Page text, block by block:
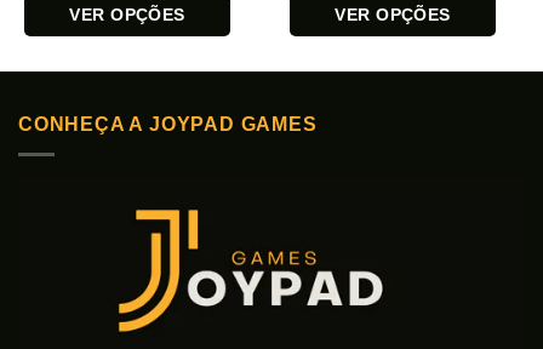
VER OPÇÕES
produto
várias
variantes.
VER OPÇÕES
produto
várias
ser
escolhidas
na
CONHEÇA A JOYPAD GAMES